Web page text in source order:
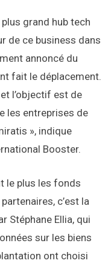
grand hub tech
de ce business dans
annoncé du
fait le déplacement.
l’objectif est de
les entreprises de
», indique
Booster.
le plus les fonds
c’est la
Stéphane Ellia, qui
sur les biens
ont choisi